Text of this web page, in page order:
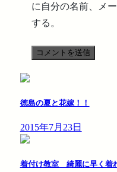
に自分の名前、メ
する。
徳島の夏と花嫁！！
2015年7月23日
着付け教室 綺麗に早く着